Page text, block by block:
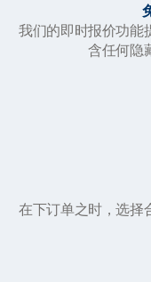
我们的即时报价功能
含任何隐
在下订单之时，选择